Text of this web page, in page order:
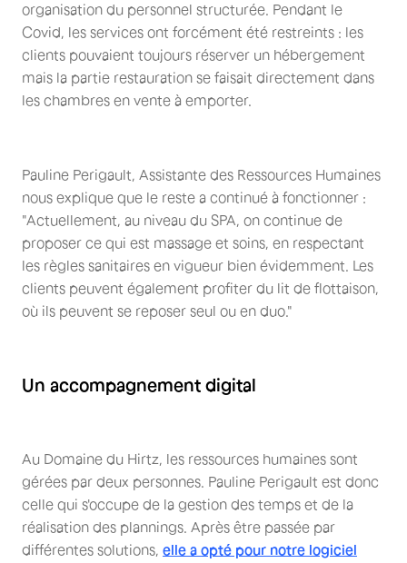
organisation du personnel structurée. Pendant le
Covid, les services ont forcément été restreints : les
clients pouvaient toujours réserver un hébergement
mais la partie restauration se faisait directement dans
les chambres en vente à emporter.
Pauline Perigault, Assistante des Ressources Humaines
nous explique que le reste a continué à fonctionner :
"Actuellement, au niveau du SPA, on continue de
proposer ce qui est massage et soins, en respectant
les règles sanitaires en vigueur bien évidemment. Les
clients peuvent également profiter du lit de flottaison,
où ils peuvent se reposer seul ou en duo."
Un accompagnement digital
Au Domaine du Hirtz, les ressources humaines sont
gérées par deux personnes. Pauline Perigault est donc
celle qui s'occupe de la gestion des temps et de la
réalisation des plannings. Après être passée par
différentes solutions, elle a opté pour notre logiciel